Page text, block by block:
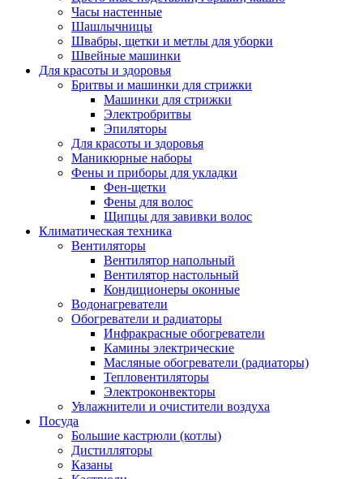
Часы настенные
Шашлычницы
Швабры, щетки и метлы для уборки
Швейные машинки
Для красоты и здоровья
Бритвы и машинки для стрижки
Машинки для стрижки
Электробритвы
Эпиляторы
Для красоты и здоровья
Маникюрные наборы
Фены и приборы для укладки
Фен-щетки
Фены для волос
Щипцы для завивки волос
Климатическая техника
Вентиляторы
Вентилятор напольный
Вентилятор настольный
Кондиционеры оконные
Водонагреватели
Обогреватели и радиаторы
Инфракрасные обогреватели
Камины электрические
Масляные обогреватели (радиаторы)
Тепловентиляторы
Электроконвекторы
Увлажнители и очистители воздуха
Посуда
Большие кастрюли (котлы)
Дистилляторы
Казаны